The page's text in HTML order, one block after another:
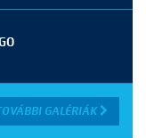
GALÉRIÁK